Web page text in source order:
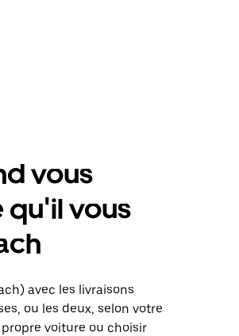
vous
qu'il vous
avec les livraisons
ou les deux, selon votre
voiture ou choisir